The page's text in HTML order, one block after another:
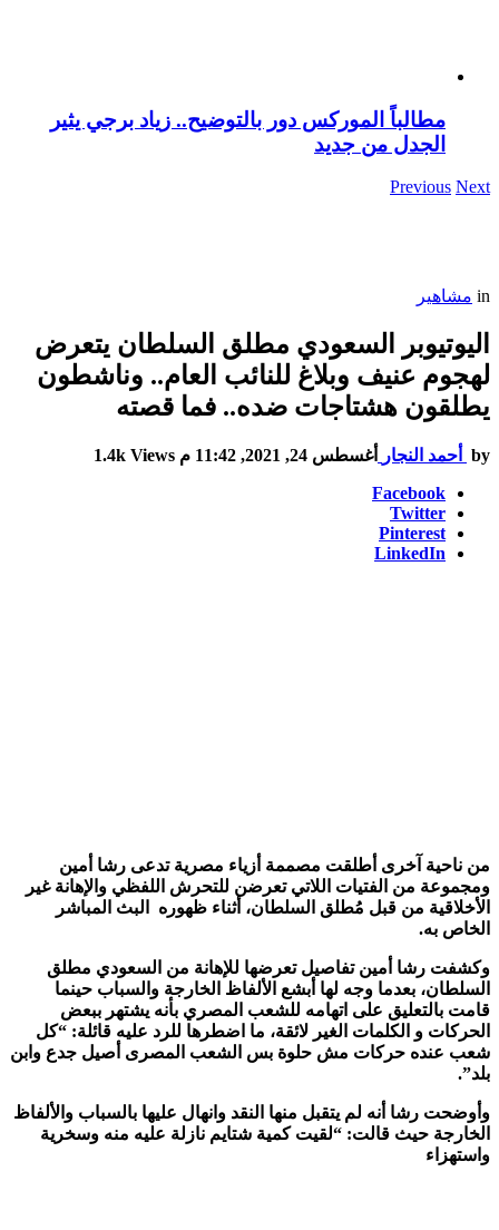
مطالباً الموركس دور بالتوضيح.. زياد برجي يثير
الجدل من جديد
Previous Next
in مشاهير
اليوتيوبر السعودي مطلق السلطان يتعرض
لهجوم عنيف وبلاغ للنائب العام.. وناشطون
يطلقون هشتاجات ضده.. فما قصته
by أحمد النجار أغسطس 24, 2021, 11:42 م 1.4k Views
Facebook
Twitter
Pinterest
LinkedIn
من ناحية آخرى أطلقت مصممة أزياء مصرية تدعى رشا أمين
ومجموعة من الفتيات اللاتي تعرضن للتحرش اللفظي والإهانة غير
الأخلاقية من قبل مُطلق السلطان، أثناء ظهوره البث المباشر
الخاص به.
وكشفت رشا أمين تفاصيل تعرضها للإهانة من السعودي مطلق
السلطان، بعدما وجه لها أبشع الألفاظ الخارجة والسباب حينما
قامت بالتعليق على اتهامه للشعب المصري بأنه يشتهر ببعض
الحركات و الكلمات الغير لائقة، ما اضطرها للرد عليه قائلة: “كل
شعب عنده حركات مش حلوة بس الشعب المصرى أصيل جدع وابن
بلد”.
وأوضحت رشا أنه لم يتقبل منها النقد وانهال عليها بالسباب والألفاظ
الخارجة حيث قالت: “لقيت كمية شتايم نازلة عليه منه وسخرية
واستهزاء